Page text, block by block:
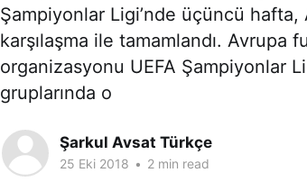
Şampiyonlar Ligi’nde üçüncü
karşılaşma ile tamamlandı.
organizasyonu UEFA Şampiyonlar
gruplarında o
Şarkul Avsat Türkçe
25 Eki 2018 • 2 min read